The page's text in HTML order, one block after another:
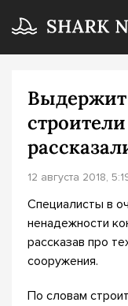
12 августа 2018,
Специалисты в
ненадежности
рассказав про
сооружения.
По словам